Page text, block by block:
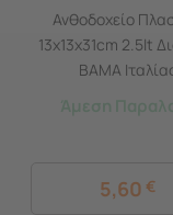
Ανθοδοχείο
13x13x31cm 2.5lt
BAMA
Άμεση
5,60 €